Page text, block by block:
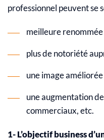
professionnel peuvent se
meilleure
plus de notoriété
une image
une augmentation
commerciaux, etc.
1- L’objectif business